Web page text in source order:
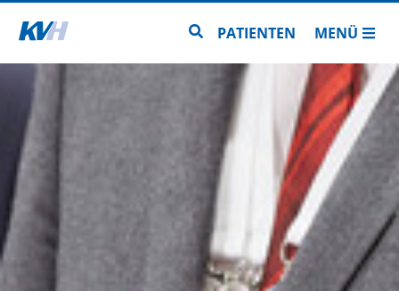
Zur Startseite Zur Seitensuche
PATIENTEN MENÜ